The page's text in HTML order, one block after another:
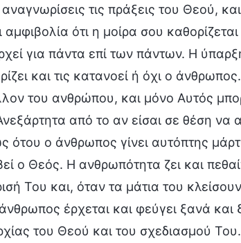
τις πράξεις του Θεού,
ότι η μοίρα σου
για πάντα επί των πάντων. Η
και τις κατανοεί ή όχι ο
του ανθρώπου, και μόνο Αυτός
από το αν είσαι σε θέση να
ότου ο άνθρωπος γίνει αυτόπτης
ο Θεός. Η ανθρωπότητα ζει και
Του και, όταν τα μάτια του
έρχεται και φεύγει ξανά
του Θεού και του σχεδιασμού